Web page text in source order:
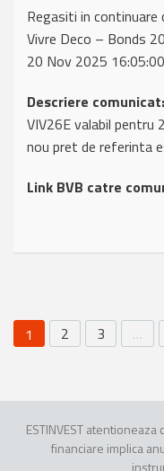
Regasiti in
Vivre Deco – Bonds
20 Nov 2025
Descriere comunicat:
VIV26E valabil pentru
nou pret de referinta
Link BVB catre
1 2 3 …
ESTINVEST
financiare implica